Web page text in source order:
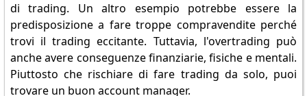
di trading. Un altro esempio potrebbe essere la
predisposizione a fare troppe compravendite perché
trovi il trading eccitante. Tuttavia, l'overtrading può
anche avere conseguenze finanziarie, fisiche e mentali.
Piuttosto che rischiare di fare trading da solo, puoi
trovare un buon account manager.